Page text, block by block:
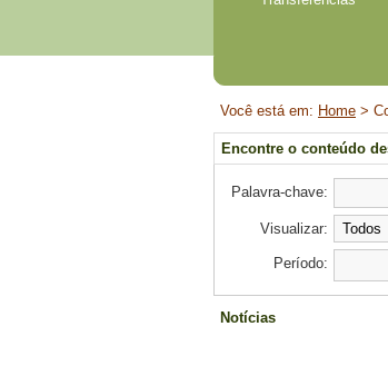
Início
conteúdo
Você está em: Home >
Encontre o conteúdo
Palavra-chave:
Visualizar:
Período:
Notícias